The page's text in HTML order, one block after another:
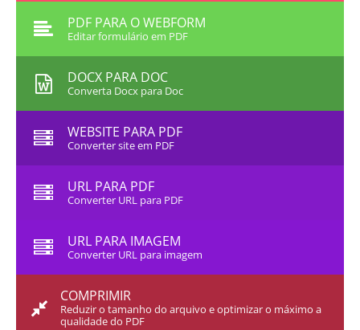
PDF PARA O WEBFORM
Editar formulário em PDF
DOCX PARA DOC
Converta Docx para Doc
WEBSITE PARA PDF
Converter site em PDF
URL PARA PDF
Converter URL para PDF
URL PARA IMAGEM
Converter URL para imagem
COMPRIMIR
Reduzir o tamanho do arquivo e optimizar o máximo a
qualidade do PDF